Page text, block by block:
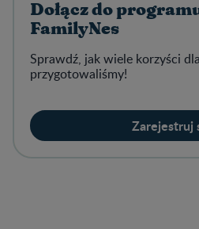
Dołącz do
FamilyNes
Sprawdź, jak wiele korzyści
przygotowaliśmy!
Zarejestruj